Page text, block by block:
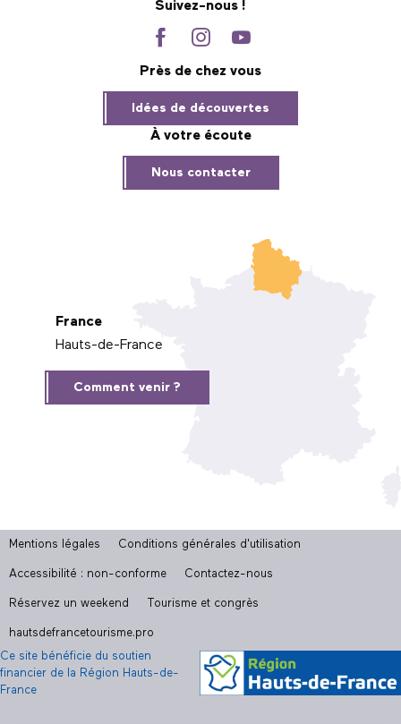
Suivez-nous !
Près de chez vous
Idées de découvertes
À votre écoute
Nous contacter
France
Hauts-de-France
Comment venir ?
Mentions légales Conditions générales d'utilisation
Accessibilité : non-conforme Contactez-nous
Réservez un weekend Tourisme et congrès
hautsdefrancetourisme.pro
Ce site bénéficie du soutien
financier de la Région Hauts-de-
France